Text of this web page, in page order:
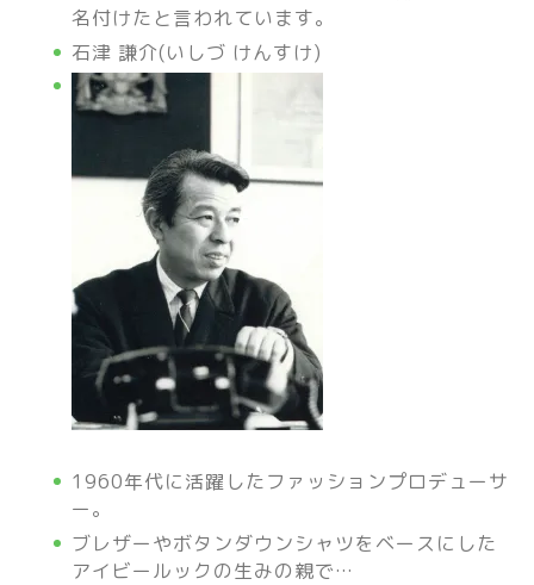
名付けたと言われています。
石津 謙介(いしづ けんすけ)
1960年代に活躍したファッションプロデューサ
ー。
ブレザーやボタンダウンシャツをベースにした
アイビールックの生みの親で…